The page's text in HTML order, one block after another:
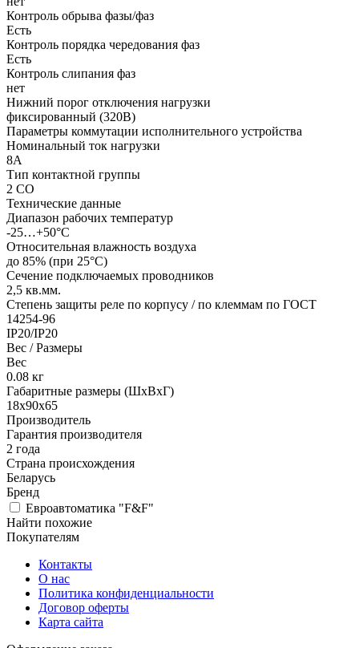
Контроль обрыва фазы/фаз
Есть
Контроль порядка чередования фаз
Есть
Контроль слипания фаз
нет
Нижний порог отключения нагрузки
фиксированный (320В)
Параметры коммутации исполнительного устройства
Номинальный ток нагрузки
8А
Тип контактной группы
2 СO
Технические данные
Диапазон рабочих температур
-25…+50°С
Относительная влажность воздуха
до 85% (при 25°С)
Сечение подключаемых проводников
2,5 кв.мм.
Степень защиты реле по корпусу / по клеммам по ГОСТ
14254-96
IP20/IP20
Вес / Размеры
Вес
0.08 кг
Габаритные размеры (ШхВхГ)
18х90х65
Производитель
Гарантия производителя
2 года
Страна происхождения
Беларусь
Бренд
Евроавтоматика "F&F"
Найти похожие
Покупателям
Контакты
О нас
Политика конфиденциальности
Договор оферты
Карта сайта